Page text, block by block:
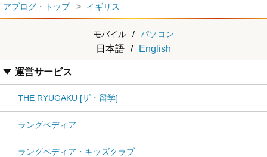
アブログ・トップ イギリス
モバイル / パソコン
日本語 / English
運営サービス
THE RYUGAKU [ザ・留学]
ラングペディア
ラングペディア・キッズクラブ